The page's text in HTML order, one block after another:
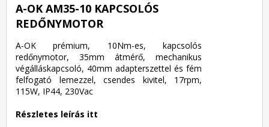
A-OK AM35-10 KAPCSOLÓS
REDŐNYMOTOR
A-OK prémium, 10Nm-es, kapcsolós
redőnymotor, 35mm átmérő, mechanikus
végálláskapcsoló, 40mm adapterszettel és fém
felfogató lemezzel, csendes kivitel, 17rpm,
115W, IP44, 230Vac
Részletes leírás itt